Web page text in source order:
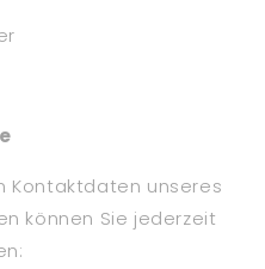
Kontaktdaten unseres
können Sie jederzeit